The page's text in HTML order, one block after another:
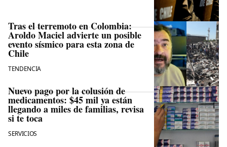
Tras el terremoto en Colombia:
Aroldo Maciel advierte un posible
evento sísmico para esta zona de
Chile
TENDENCIA
Nuevo pago por la colusión de
medicamentos: $45 mil ya están
llegando a miles de familias, revisa
si te toca
SERVICIOS